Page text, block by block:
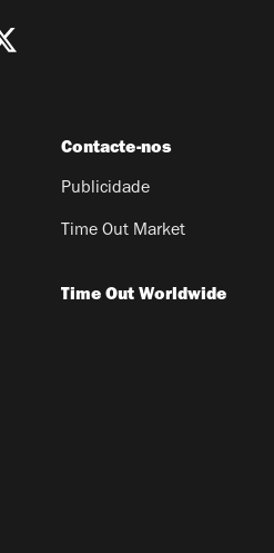
Contacte-nos
Publicidade
Time Out Market
Time Out Worldwide